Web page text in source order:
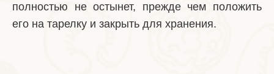
полностью не остынет, прежде чем положить
его на тарелку и закрыть для хранения.